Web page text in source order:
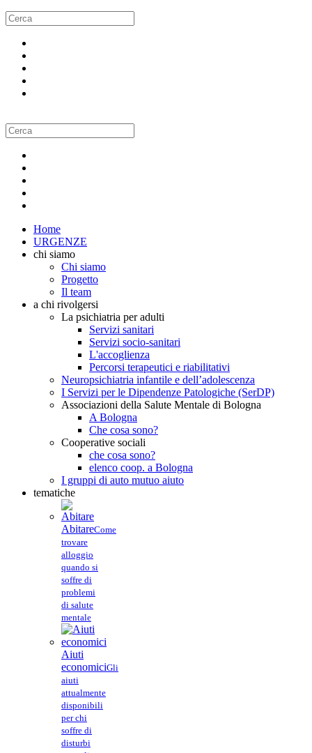
Home
URGENZE
chi siamo
Chi siamo
Progetto
Il team
a chi rivolgersi
La psichiatria per adulti
Servizi sanitari
Servizi socio-sanitari
L'accoglienza
Percorsi terapeutici e riabilitativi
Neuropsichiatria infantile e dell’adolescenza
I Servizi per le Dipendenze Patologiche (SerDP)
Associazioni della Salute Mentale di Bologna
A Bologna
Che cosa sono?
Cooperative sociali
che cosa sono?
elenco coop. a Bologna
I gruppi di auto mutuo aiuto
tematiche
AbitareCome
trovare
alloggio
quando si
soffre di
problemi
di salute
mentale
Aiuti
economiciGli
aiuti
attualmente
disponibili
per chi
soffre di
disturbi